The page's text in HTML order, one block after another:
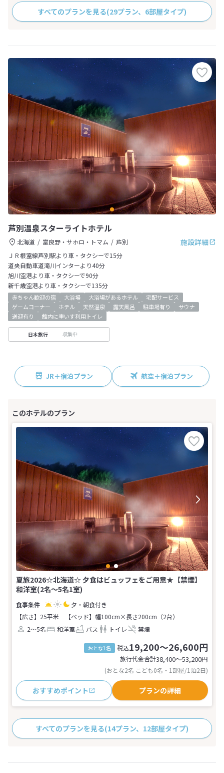
すべてのプランを見る(29プラン、6部屋タイプ)
芦別温泉スターライトホテル
施設詳細
北海道 富良野・サホロ・トマム
芦別
ＪＲ根室線芦別駅より車・タクシーで15分
道央自動車道滝川インターより40分
旭川空港より車・タクシーで90分
新千歳空港より車・タクシーで135分
赤ちゃん歓迎の宿 大浴場 大浴場があるホテル
宅配サービス
ゲームコーナー
ホテル 天然温泉 露天風呂 駐車場有り
サウナ
送迎有り
館内に車いす利用トイレ
日本旅行 収集中
JR＋宿泊プラン 航空＋宿泊プラン
夏旅2026☆北海道☆ 夕食はビュッフェをご用意★【禁煙】
和洋室(2名～5名1室)
夕・朝食付き
【広さ】25平米
【ベッド】幅100cm×長さ200cm（2台）
2～5名
和洋室 バス トイレ 禁煙
おとな1名 税込19,200～26,600円
旅行代金合計38,400〜53,200円
(おとな2名 こども0名・1部屋/1泊2日)
おすすめポイント プランの詳細
すべてのプランを見る(14プラン、12部屋タイプ)